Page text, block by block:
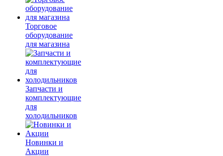
Торговое
оборудование
для магазина
Запчасти и
комплектующие
для
холодильников
Новинки и
Акции